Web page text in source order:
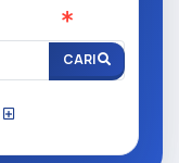
CARI